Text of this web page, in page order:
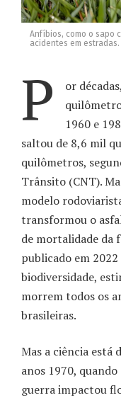
Anfíbios, como o sapo
acidentes em
P
or
1960 e
saltou de 8,6 mil
quilômetros,
Trânsito (CNT).
modelo
transformou o
de mortalidade da
publicado em
biodiversidade,
morrem todos os
brasileiras.
Mas a ciência está
anos 1970,
guerra impactou